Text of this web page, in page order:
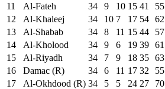
11
Al-Fateh 34 9 10 15 41 55
12
Al-Khaleej 34 10 7 17 54 62
13
Al-Shabab 34 8 11 15 44 57
14
Al-Kholood 34 9 6 19 39 61
15
Al-Riyadh 34 7 9 18 35 63
16
Damac (R) 34 6 11 17 32 55
17
Al-Okhdood (R) 34 5 5 24 27 70